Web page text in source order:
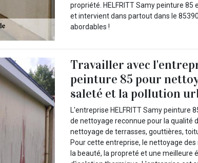
propriété. HELFRITT Samy peinture 85
et intervient dans partout dans le
abordables !
Travailler avec
peinture 85 pour
saleté et la pollution
L'entreprise HELFRITT Samy peinture
de nettoyage reconnue pour la qualité
nettoyage de terrasses, gouttières,
Pour cette entreprise, le nettoyage
la beauté, la propreté et une